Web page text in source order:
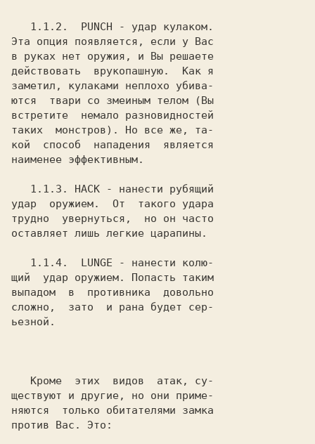
1.1.2.
  PUNCH
- удар кулаком.
Эта опция появляется, если у Вас
в руках нет оружия, и Вы решаете
действовать  врукопашную.  Как я
заметил, кулаками неплохо убива-
ются  твари со змеиным телом (Вы
встретите  немало разновидностей
таких  монстров). Но все же, та-
кой  способ  нападения  является
наименее эффективным.
1.1.3. HACK - нанести рубящий
удар  оружием.  От  такого удара
трудно  увернуться,  но он часто
оставляет лишь легкие царапины.
1.1.4.
  LUNGE
- нанести колю-
щий  удар оружием. Попасть таким
выпадом  в  противника  довольно
сложно,  зато  и рана будет сер-
ьезной.
ществуют и другие, но они приме-
няются  только обитателями замка
против Вас. Это: